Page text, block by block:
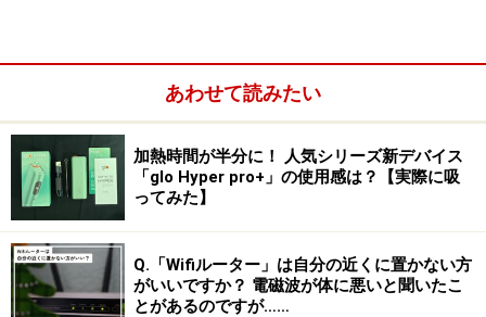
使用時間は、ノイズキャンセリング機能をオフにした場
合で最大6時間（充電ケース併用で最大28時間）。10分
の充電で3時間再生できる急速充電機能を搭載していま
す。充電ケースはType-Cポートからの有線充電に加え
て、ワイヤレス充電にも対応しています。
あわせて読みたい
加熱時間が半分に！ 人気シリーズ新デバイス
「glo Hyper pro+」の使用感は？【実際に吸
ってみた】
Q.「Wifiルーター」は自分の近くに置かない方
がいいですか？ 電磁波が体に悪いと聞いたこ
とがあるのですが……